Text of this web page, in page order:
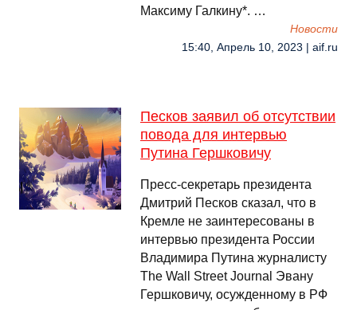
Максиму Галкину*. …
Новости
15:40, Апрель 10, 2023 | aif.ru
Песков заявил об отсутствии
повода для интервью
Путина Гершковичу
Пресс-секретарь президента
Дмитрий Песков сказал, что в
Кремле не заинтересованы в
интервью президента России
Владимира Путина журналисту
The Wall Street Journal Эвану
Гершковичу, осужденному в РФ